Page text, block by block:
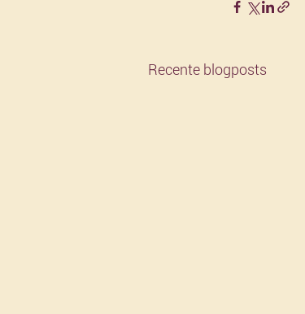
Recente blogposts